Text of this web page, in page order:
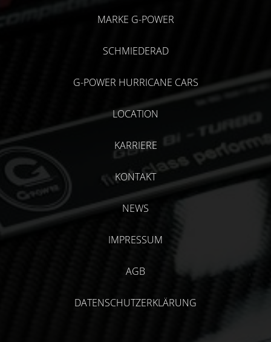
MARKE G-POWER
SCHMIEDERAD
G-POWER HURRICANE CARS
LOCATION
KARRIERE
KONTAKT
NEWS
IMPRESSUM
AGB
DATENSCHUTZERKLÄRUNG